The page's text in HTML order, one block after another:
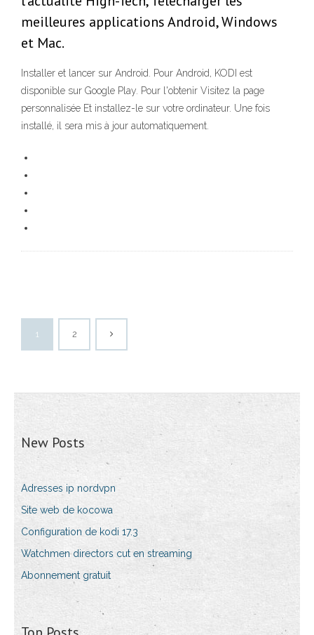
meilleures applications Android, Windows
et Mac.
Installer et lancer sur Android. Pour Android, KODI est
disponible sur Google Play. Pour l'obtenir Visitez la page
personnalisée Et installez-le sur votre ordinateur. Une fois
installé, il sera mis à jour automatiquement.
1 2
New Posts
Adresses ip nordvpn
Site web de kocowa
Configuration de kodi 17.3
Watchmen directors cut en streaming
Abonnement gratuit